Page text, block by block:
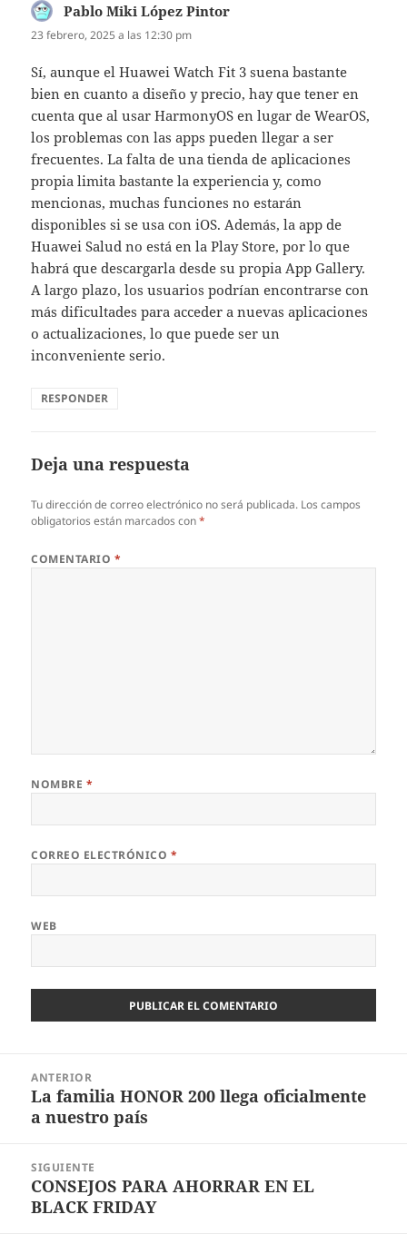
Pablo Miki López Pintor
23 febrero, 2025 a las 12:30 pm
Sí, aunque el Huawei Watch Fit 3 suena bastante
bien en cuanto a diseño y precio, hay que tener en
cuenta que al usar HarmonyOS en lugar de WearOS,
los problemas con las apps pueden llegar a ser
frecuentes. La falta de una tienda de aplicaciones
propia limita bastante la experiencia y, como
mencionas, muchas funciones no estarán
disponibles si se usa con iOS. Además, la app de
Huawei Salud no está en la Play Store, por lo que
habrá que descargarla desde su propia App Gallery.
A largo plazo, los usuarios podrían encontrarse con
más dificultades para acceder a nuevas aplicaciones
o actualizaciones, lo que puede ser un
inconveniente serio.
RESPONDER
Deja una respuesta
Tu dirección de correo electrónico no será publicada. Los campos
obligatorios están marcados con*
COMENTARIO *
NOMBRE *
CORREO ELECTRÓNICO *
WEB
entradas
ANTERIOR
Entrada
anterior:
La familia HONOR 200 llega oficialmente
a nuestro país
SIGUIENTE
Entrada
siguiente:
CONSEJOS PARA AHORRAR EN EL
BLACK FRIDAY